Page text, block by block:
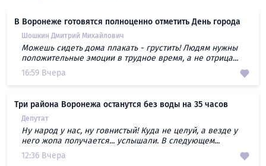
В Воронеже готовятся полноценно отметить День города
Шошкин Дмитрий Михайлович
Можешь сидеть дома плакать - грустить! Людям нужны
положительные эмоции в трудное время, а не отрица...
16:59 Вчера
Три района Воронежа останутся без воды на 35 часов
Депутат
Ну народ у нас, ну говнистый! Куда не целуй, а везде у
него жопа получается... услышали. В следующем...
12:36 Вчера